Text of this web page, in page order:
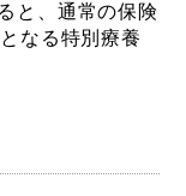
と、通常の保険
なる特別療養